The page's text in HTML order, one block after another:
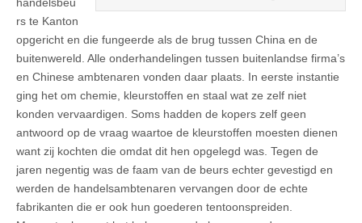
rs te Kanton
opgericht en die fungeerde als de brug tussen China en de
buitenwereld. Alle onderhandelingen tussen buitenlandse firma’s
en Chinese ambtenaren vonden daar plaats. In eerste instantie
ging het om chemie, kleurstoffen en staal wat ze zelf niet
konden vervaardigen. Soms hadden de kopers zelf geen
antwoord op de vraag waartoe de kleurstoffen moesten dienen
want zij kochten die omdat dit hen opgelegd was. Tegen de
jaren negentig was de faam van de beurs echter gevestigd en
werden de handelsambtenaren vervangen door de echte
fabrikanten die er ook hun goederen tentoonspreiden.